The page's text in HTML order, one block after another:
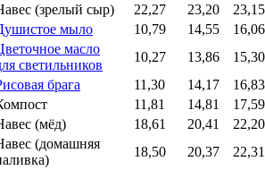
(зрелый сыр)
22,27 23,20 23,15
мыло 10,79 14,55
16,06
масло
светильников
10,27 13,86
15,30
брага
11,30 14,17
16,83
11,81 14,81
17,59
(мёд)
18,61 20,41
22,20
(домашняя
18,50 20,37
22,31